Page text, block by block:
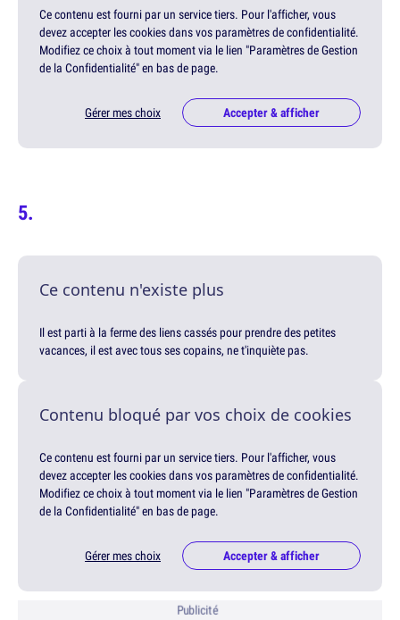
Ce contenu est fourni par un service tiers. Pour l'afficher, vous
devez accepter les cookies dans vos paramètres de confidentialité.
Modifiez ce choix à tout moment via le lien "Paramètres de Gestion
de la Confidentialité" en bas de page.
Gérer mes choix Accepter & afficher
Ce contenu n'existe plus
Il est parti à la ferme des liens cassés pour prendre des petites
vacances, il est avec tous ses copains, ne t'inquiète pas.
Contenu bloqué par vos choix de cookies
Ce contenu est fourni par un service tiers. Pour l'afficher, vous
devez accepter les cookies dans vos paramètres de confidentialité.
Modifiez ce choix à tout moment via le lien "Paramètres de Gestion
de la Confidentialité" en bas de page.
Gérer mes choix Accepter & afficher
Publicité